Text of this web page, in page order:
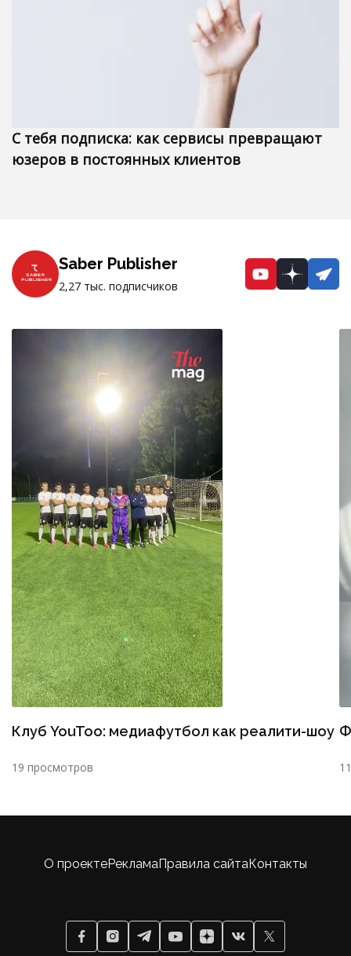
С тебя подписка: как сервисы превращают
юзеров в постоянных клиентов
Saber Publisher
2,27 тыс. подписчиков
YouTubeDzen
Клуб YouToo: медиафутбол как реалити-шоу
19 просмотров
О проектеРекламаПравила сайтаКонтакты